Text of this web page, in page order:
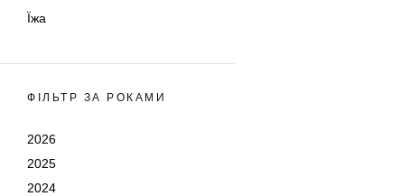
Їжа
ФІЛЬТР ЗА РОКАМИ
2026
2025
2024